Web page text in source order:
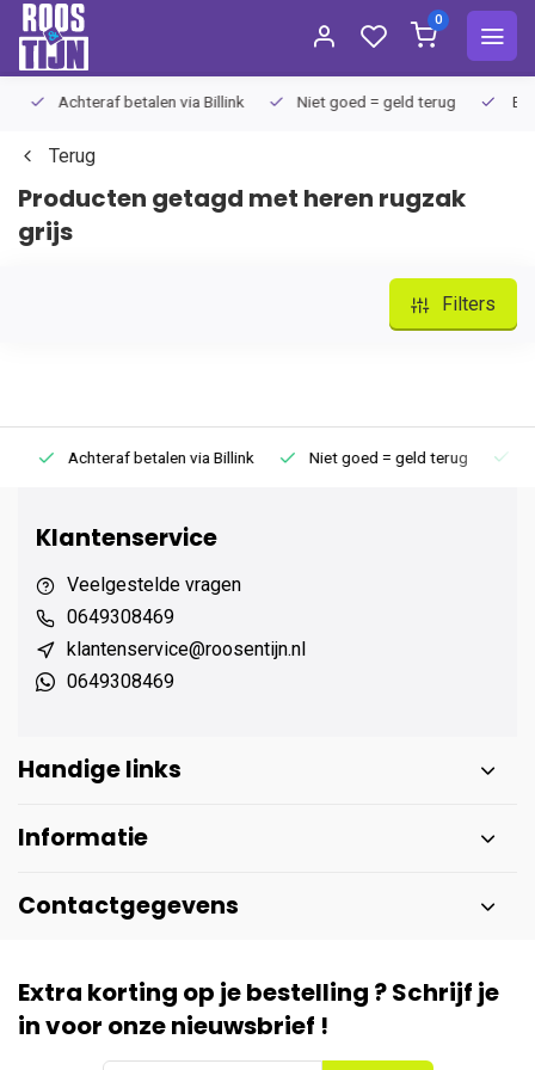
0
Achteraf betalen via Billink Niet goed = geld terug
Terug
Producten getagd met heren rugzak
grijs
Filters
Achteraf betalen via Billink Niet goed = geld terug
Klantenservice
Veelgestelde vragen
0649308469
klantenservice@roosentijn.nl
0649308469
Handige links
Informatie
Contactgegevens
Extra korting op je bestelling ? Schrijf je
in voor onze nieuwsbrief !